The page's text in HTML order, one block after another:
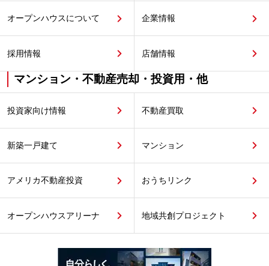
オープンハウスについて 企業情報
採用情報 店舗情報
マンション・不動産売却・投資用・他
投資家向け情報 不動産買取
新築一戸建て マンション
アメリカ不動産投資 おうちリンク
オープンハウスアリーナ 地域共創プロジェクト